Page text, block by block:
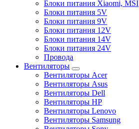
Блоки питания Xiaomi, MSI
Блоки питания 5V
Блоки питания 9V
Блоки питания 12V
Блоки питания 14V
Блоки питания 24V
Провода
Вентиляторы
Вентиляторы Acer
Вентиляторы Asus
Вентиляторы Dell
Вентиляторы HP
Вентиляторы Lenovo
Вентиляторы Samsung